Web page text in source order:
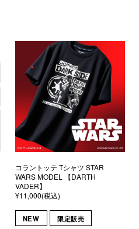
コラントッテ Tシャツ STAR
WARS MODEL 【DARTH
VADER】
¥11,000(税込)
NEW
限定販売